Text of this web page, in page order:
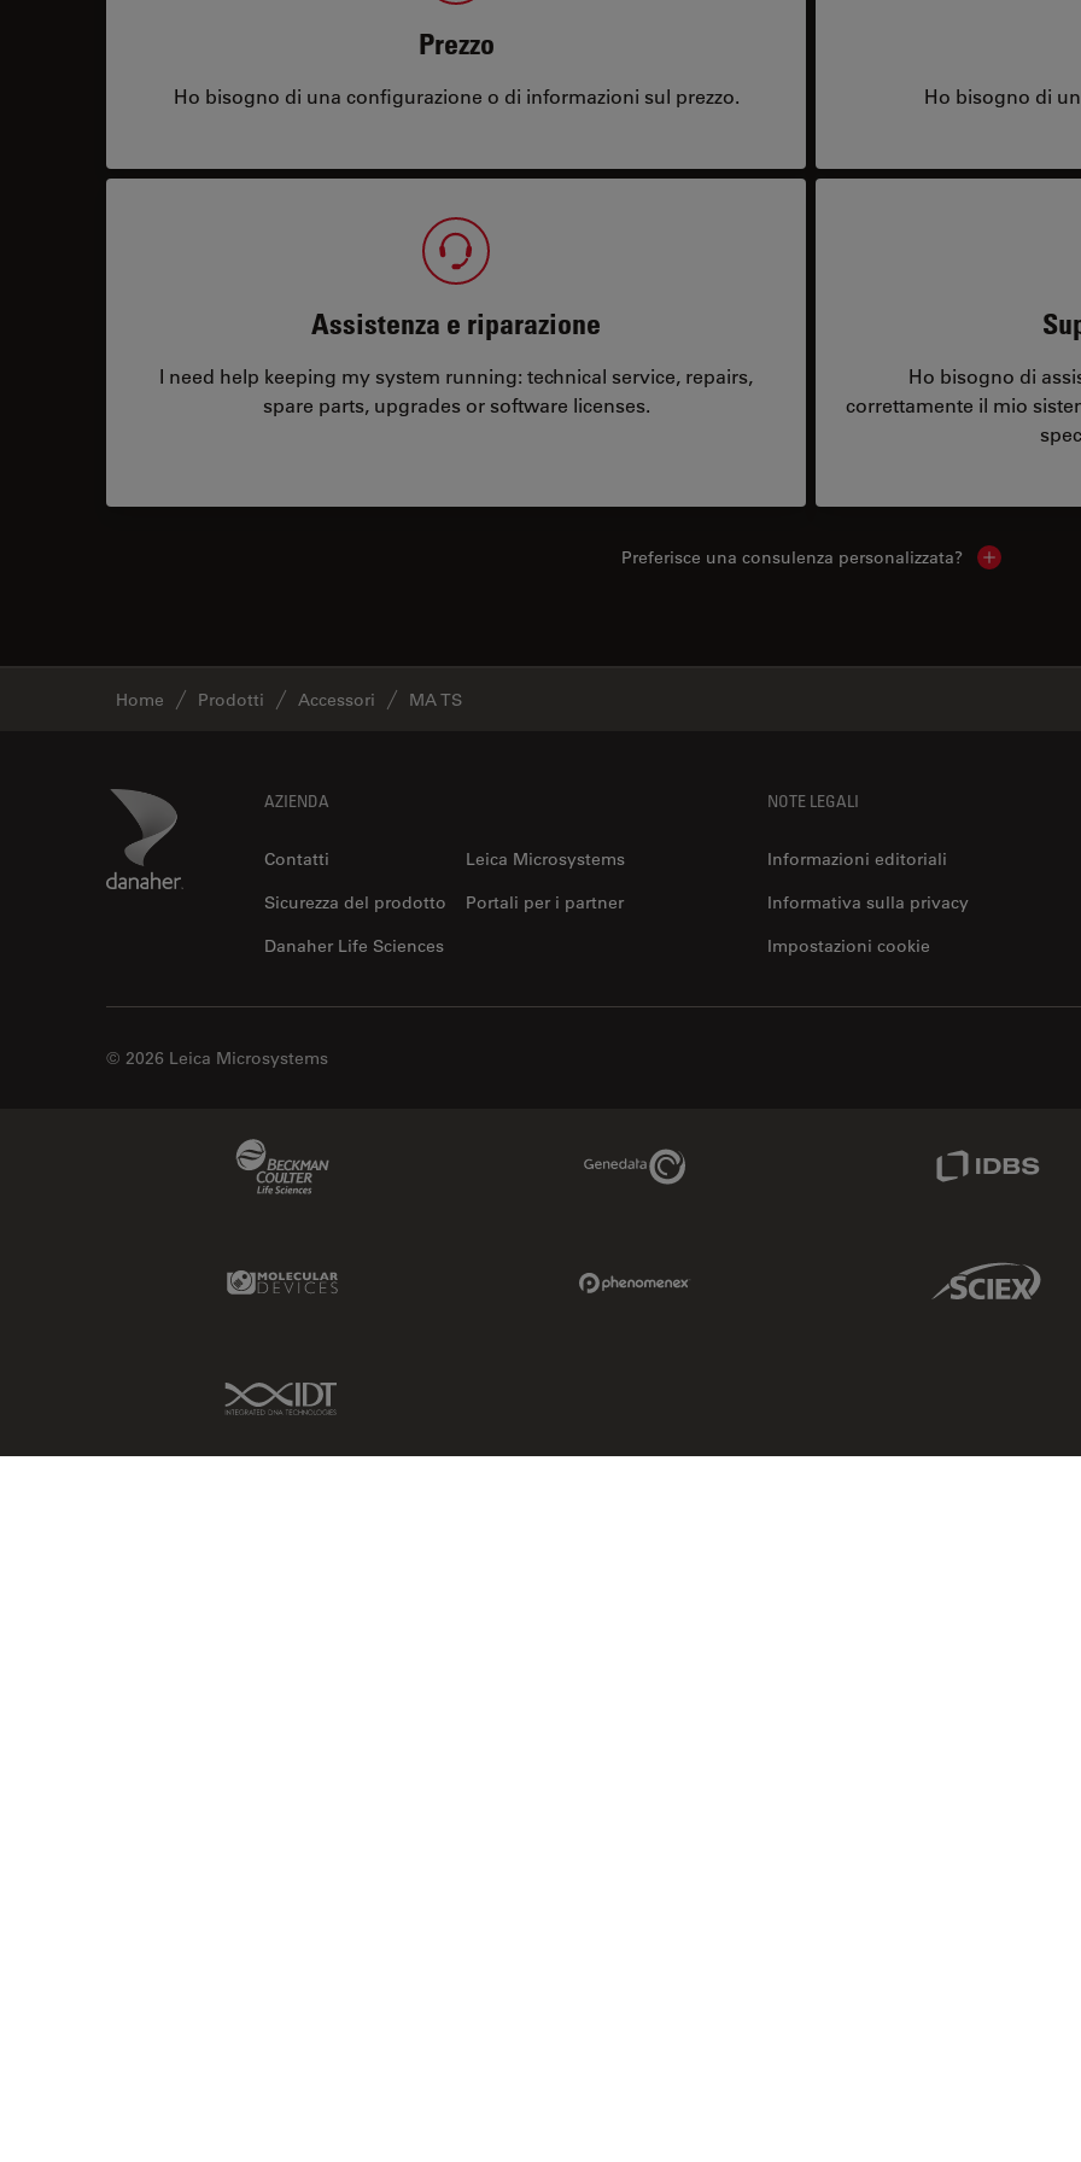
Prezzo
Ho bisogno di una configurazione o di informazioni sul prezzo. Ho bisogno di
Assistenza e riparazione
I need help keeping my system running: technical service, repairs,
spare parts, upgrades or software licenses.
Ho bisogno di
correttamente il mio
Preferisce una consulenza personalizzata? Show local
Home Prodotti Accessori MA TS
Danaher Logo AZIENDA
Contatti
Leica Microsystems
Sicurezza del prodotto
Portali per i partner
Danaher Life Sciences
NOTE LEGALI
Informazioni editoriali
Informativa sulla privacy
Impostazioni cookie
© 2026 Leica Microsystems
Genedata Link
Molecular Devices Link Sciex Link
IDT Link